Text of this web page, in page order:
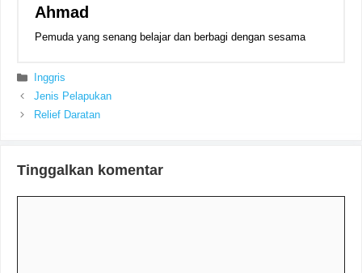
Ahmad
Pemuda yang senang belajar dan berbagi dengan sesama
Kategori
Inggris
Jenis Pelapukan
Relief Daratan
Tinggalkan komentar